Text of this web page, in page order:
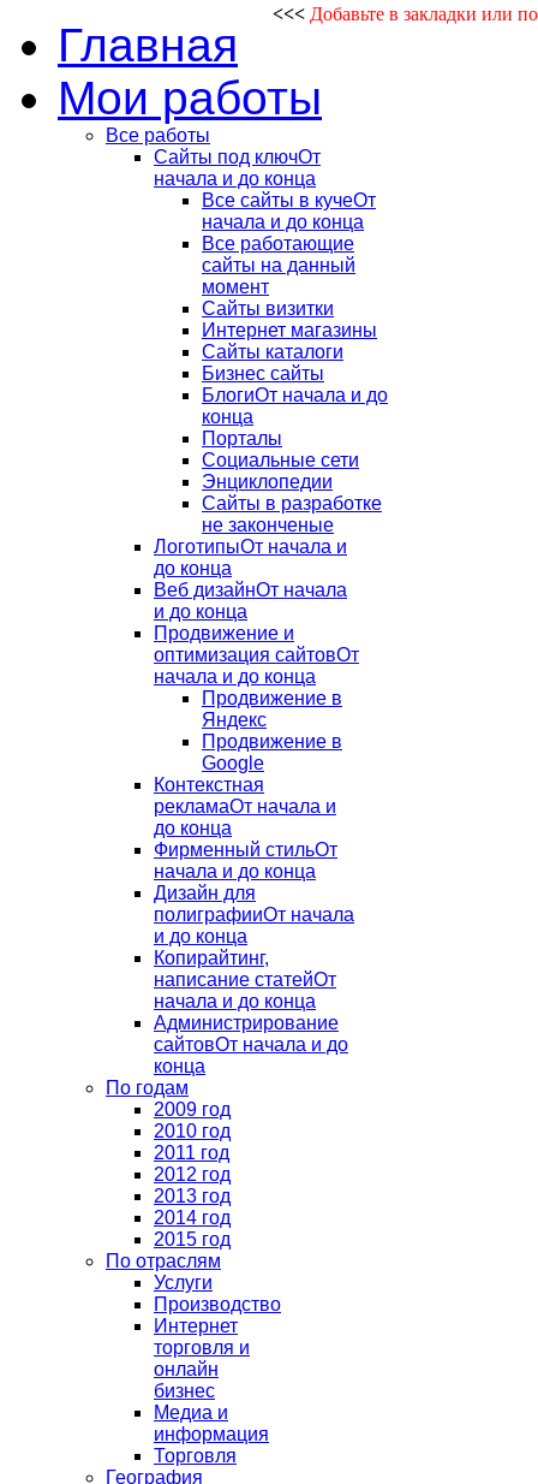
Главная
Мои работы
Все работы
Сайты под ключОт
начала и до конца
Все сайты в кучеОт
начала и до конца
Все работающие
сайты на данный
момент
Сайты визитки
Интернет магазины
Сайты каталоги
Бизнес сайты
БлогиОт начала и до
конца
Порталы
Социальные сети
Энциклопедии
Сайты в разработке
не законченые
ЛоготипыОт начала и
до конца
Веб дизайнОт начала
и до конца
Продвижение и
оптимизация сайтовОт
начала и до конца
Продвижение в
Яндекс
Продвижение в
Google
Контекстная
рекламаОт начала и
до конца
Фирменный стильОт
начала и до конца
Дизайн для
полиграфииОт начала
и до конца
Копирайтинг,
написание статейОт
начала и до конца
Администрирование
сайтовОт начала и до
конца
По годам
2009 год
2010 год
2011 год
2012 год
2013 год
2014 год
2015 год
По отраслям
Услуги
Производство
Интернет
торговля и
онлайн
бизнес
Медиа и
информация
Торговля
География
<<< Добавьте в закладки или